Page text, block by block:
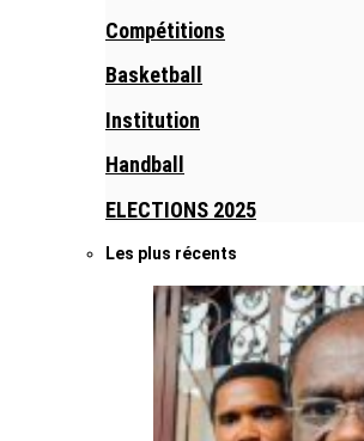
Compétitions
Basketball
Institution
Handball
ELECTIONS 2025
Les plus récents